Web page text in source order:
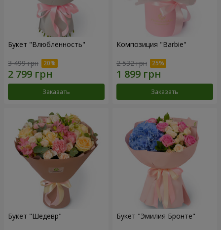
Букет "Влюбленность"
3 499 грн
Заказать
Композиция "Barbie"
2 532 грн
Заказать
Букет "Шедевр" Букет "Эмилия Бронте"